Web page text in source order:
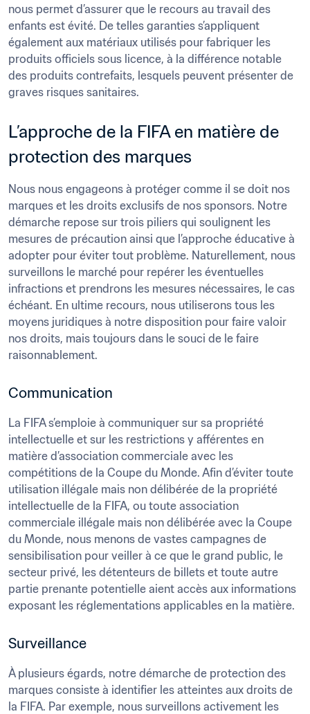
nous permet d’assurer que le recours au travail des
enfants est évité. De telles garanties s’appliquent
également aux matériaux utilisés pour fabriquer les
produits officiels sous licence, à la différence notable
des produits contrefaits, lesquels peuvent présenter de
L’approche de la FIFA en matière de
protection des marques
Nous nous engageons à protéger comme il se doit nos
marques et les droits exclusifs de nos sponsors. Notre
démarche repose sur trois piliers qui soulignent les
mesures de précaution ainsi que l’approche éducative à
adopter pour éviter tout problème. Naturellement, nous
surveillons le marché pour repérer les éventuelles
infractions et prendrons les mesures nécessaires, le cas
échéant. En ultime recours, nous utiliserons tous les
moyens juridiques à notre disposition pour faire valoir
nos droits, mais toujours dans le souci de le faire
raisonnablement.
Communication
La FIFA s’emploie à communiquer sur sa propriété
intellectuelle et sur les restrictions y afférentes en
matière d’association commerciale avec les
compétitions de la Coupe du Monde. Afin d’éviter toute
utilisation illégale mais non délibérée de la propriété
intellectuelle de la FIFA, ou toute association
commerciale illégale mais non délibérée avec la Coupe
du Monde, nous menons de vastes campagnes de
sensibilisation pour veiller à ce que le grand public, le
secteur privé, les détenteurs de billets et toute autre
partie prenante potentielle aient accès aux informations
Surveillance
À plusieurs égards, notre démarche de protection des
marques consiste à identifier les atteintes aux droits de
la FIFA. Par exemple, nous surveillons activement les